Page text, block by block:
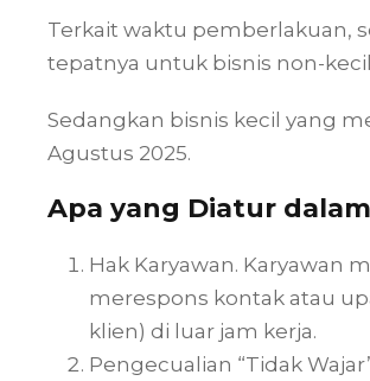
Terkait waktu pemberlakuan,
tepatnya untuk bisnis non-
Sedangkan bisnis kecil yang
Agustus 2025.
Apa yang Diatur dalam
Hak Karyawan. Karyawan
merespons kontak atau
klien) di luar jam kerja.
Pengecualian “Tidak